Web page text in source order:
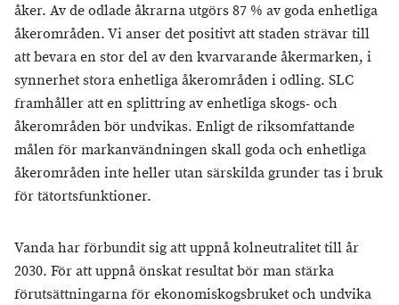
åker. Av de odlade åkrarna utgörs 87 % av goda enhetliga
åkerområden. Vi anser det positivt att staden strävar till
att bevara en stor del av den kvarvarande åkermarken, i
synnerhet stora enhetliga åkerområden i odling. SLC
framhåller att en splittring av enhetliga skogs- och
åkerområden bör undvikas. Enligt de riksomfattande
målen för markanvändningen skall goda och enhetliga
åkerområden inte heller utan särskilda grunder tas i bruk
för tätortsfunktioner.
Vanda har förbundit sig att uppnå kolneutralitet till år
2030. För att uppnå önskat resultat bör man stärka
förutsättningarna för ekonomiskogsbruket och undvika